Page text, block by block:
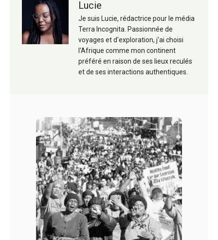
Lucie
Je suis Lucie, rédactrice pour le média
Terra Incognita. Passionnée de
voyages et d'exploration, j'ai choisi
l'Afrique comme mon continent
préféré en raison de ses lieux reculés
et de ses interactions authentiques.